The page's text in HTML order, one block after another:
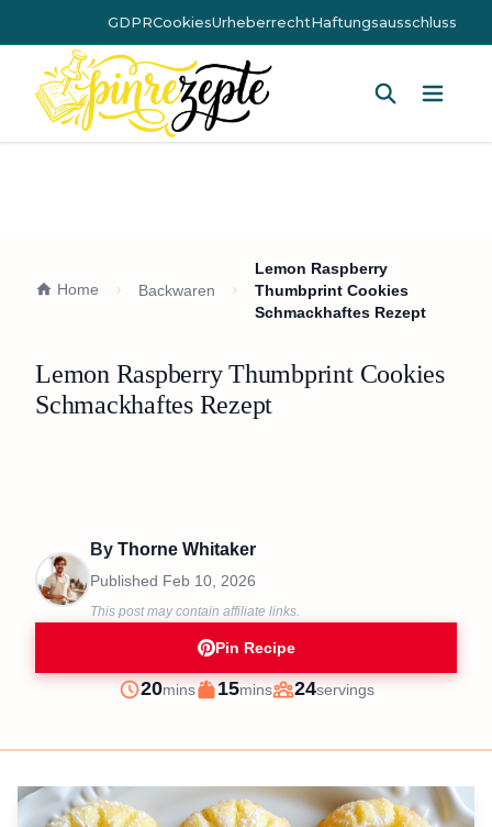
GDPRCookiesUrheberrechtHaftungsausschluss
Home Backwaren
Lemon Raspberry
Thumbprint Cookies
Schmackhaftes Rezept
Lemon Raspberry Thumbprint Cookies
Schmackhaftes Rezept
By Thorne Whitaker
Published Feb 10, 2026
This post may contain affiliate links.
Pin Recipe
Prep
20minutes
mins
Cook
15minutes
mins
Servings
24servings